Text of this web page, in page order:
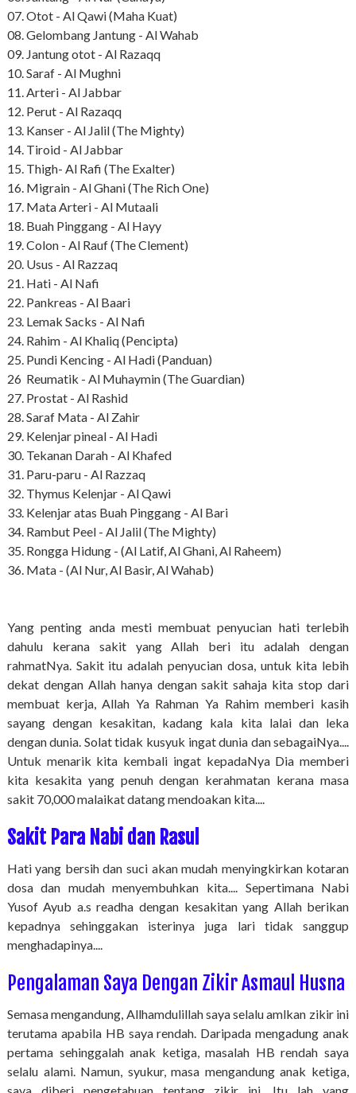
07. Otot - Al Qawi (Maha Kuat)
08. Gelombang Jantung - Al Wahab
09. Jantung otot - Al Razaqq
10. Saraf - Al Mughni
11. Arteri - Al Jabbar
12. Perut - Al Razaqq
13. Kanser - Al Jalil (The Mighty)
14. Tiroid - Al Jabbar
15. Thigh- Al Rafi (The Exalter)
16. Migrain - Al Ghani (The Rich One)
17. Mata Arteri - Al Mutaali
18. Buah Pinggang - Al Hayy
19. Colon - Al Rauf (The Clement)
20. Usus - Al Razzaq
21. Hati - Al Nafi
22. Pankreas - Al Baari
23. Lemak Sacks - Al Nafi
24. Rahim - Al Khaliq (Pencipta)
25. Pundi Kencing - Al Hadi (Panduan)
26 Reumatik - Al Muhaymin (The Guardian)
27. Prostat - Al Rashid
28. Saraf Mata - Al Zahir
29. Kelenjar pineal - Al Hadi
30. Tekanan Darah - Al Khafed
31. Paru-paru - Al Razzaq
32. Thymus Kelenjar - Al Qawi
33. Kelenjar atas Buah Pinggang - Al Bari
34. Rambut Peel - Al Jalil (The Mighty)
35. Rongga Hidung - (Al Latif, Al Ghani, Al Raheem)
36. Mata - (Al Nur, Al Basir, Al Wahab)
Yang penting anda mesti membuat penyucian hati terlebih
dahulu kerana sakit yang Allah beri itu adalah dengan
rahmatNya. Sakit itu adalah penyucian dosa, untuk kita lebih
dekat dengan Allah hanya dengan sakit sahaja kita stop dari
membuat kerja, Allah Ya Rahman Ya Rahim memberi kasih
sayang dengan kesakitan, kadang kala kita lalai dan leka
dengan dunia. Solat tidak kusyuk ingat dunia dan sebagaiNya....
Untuk menarik kita kembali ingat kepadaNya Dia memberi
kita kesakita yang penuh dengan kerahmatan kerana masa
sakit 70,000 malaikat datang mendoakan kita....
Sakit Para Nabi dan Rasul
Hati yang bersih dan suci akan mudah menyingkirkan kotaran
dosa dan mudah menyembuhkan kita.... Sepertimana Nabi
Yusof Ayub a.s readha dengan kesakitan yang Allah berikan
kepadnya sehinggakan isterinya juga lari tidak sanggup
menghadapinya....
Pengalaman Saya Dengan Zikir Asmaul Husna
Semasa mengandung, Allhamdulillah saya selalu amlkan zikir ini
terutama apabila HB saya rendah. Daripada mengadung anak
pertama sehinggalah anak ketiga, masalah HB rendah saya
selalu alami. Namun, syukur, masa mengandung anak ketiga,